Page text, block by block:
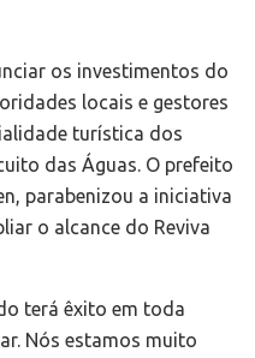
os investimentos do
locais e gestores
turística dos
das Águas. O prefeito
parabenizou a iniciativa
o alcance do Reviva
terá êxito em toda
Nós estamos muito